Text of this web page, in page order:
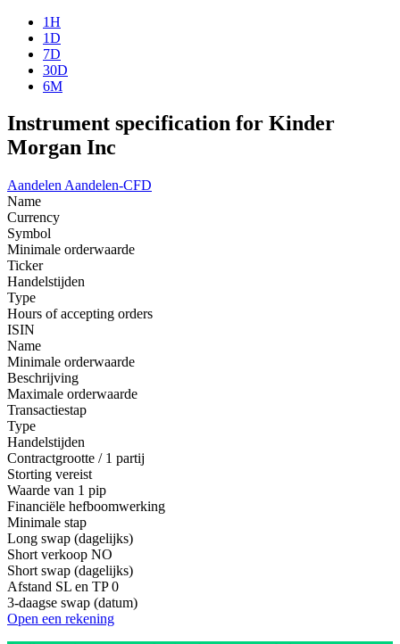
1H
1D
7D
30D
6M
Instrument specification for Kinder
Morgan Inc
Aandelen Aandelen-CFD
Name
Currency
Symbol
Minimale orderwaarde
Ticker
Handelstijden
Type
Hours of accepting orders
ISIN
Name
Minimale orderwaarde
Beschrijving
Maximale orderwaarde
Transactiestap
Type
Handelstijden
Contractgrootte / 1 partij
Storting vereist
Waarde van 1 pip
Financiële hefboomwerking
Minimale stap
Long swap (dagelijks)
Short verkoop NO
Short swap (dagelijks)
Afstand SL en TP 0
3-daagse swap (datum)
Open een rekening